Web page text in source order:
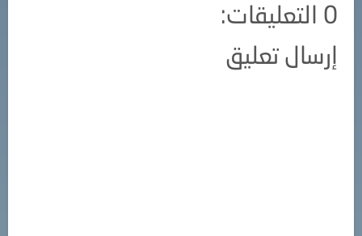
0 التعليقات:
إرسال تعليق